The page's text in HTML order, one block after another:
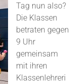
Tag nun also?
Die Klassen
betraten gegen
9 Uhr
gemeinsam
mit ihren
Klassenlehreri